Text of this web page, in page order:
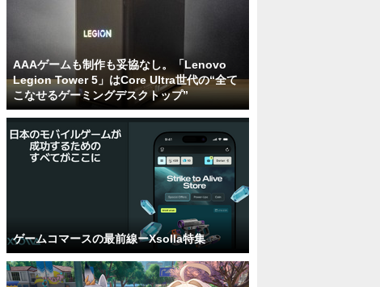
AAAゲームも制作も妥協なし。「Lenovo
Legion Tower 5」はCore Ultra世代の“全て
こなせるゲーミングデスクトップ”
ゲームコマースの最前線ーXsolla特集